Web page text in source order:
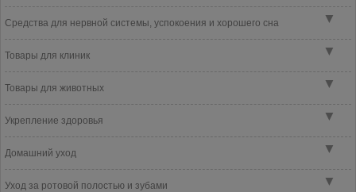
▼
Средства для нервной системы, успокоения и хорошего сна
▼
Товары для клиник
▼
Товары для животных
▼
Укрепление здоровья
▼
Домашний уход
▼
Уход за ротовой полостью и зубами